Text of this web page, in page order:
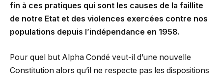
fin à ces pratiques qui sont les causes de la faillite
de notre Etat et des violences exercées contre nos
populations depuis l’indépendance en 1958.
Pour quel but Alpha Condé veut-il d’une nouvelle
Constitution alors qu’il ne respecte pas les dispositions